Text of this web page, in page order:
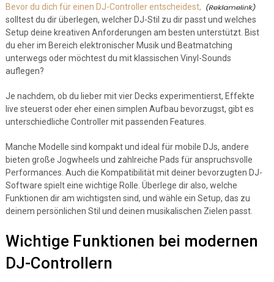
Bevor du dich für einen DJ-Controller entscheidest,
solltest du dir überlegen, welcher DJ-Stil zu dir passt und welches
Setup deine kreativen Anforderungen am besten unterstützt. Bist
du eher im Bereich elektronischer Musik und Beatmatching
unterwegs oder möchtest du mit klassischen Vinyl-Sounds
auflegen?
Je nachdem, ob du lieber mit vier Decks experimentierst, Effekte
live steuerst oder eher einen simplen Aufbau bevorzugst, gibt es
unterschiedliche Controller mit passenden Features.
Manche Modelle sind kompakt und ideal für mobile DJs, andere
bieten große Jogwheels und zahlreiche Pads für anspruchsvolle
Performances. Auch die Kompatibilität mit deiner bevorzugten DJ-
Software spielt eine wichtige Rolle. Überlege dir also, welche
Funktionen dir am wichtigsten sind, und wähle ein Setup, das zu
deinem persönlichen Stil und deinen musikalischen Zielen passt.
Wichtige Funktionen bei modernen
DJ-Controllern